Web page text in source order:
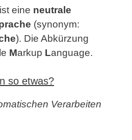
eine neutrale
(synonym:
). Die Abkürzung
Markup Language.
so etwas?
Verarbeiten